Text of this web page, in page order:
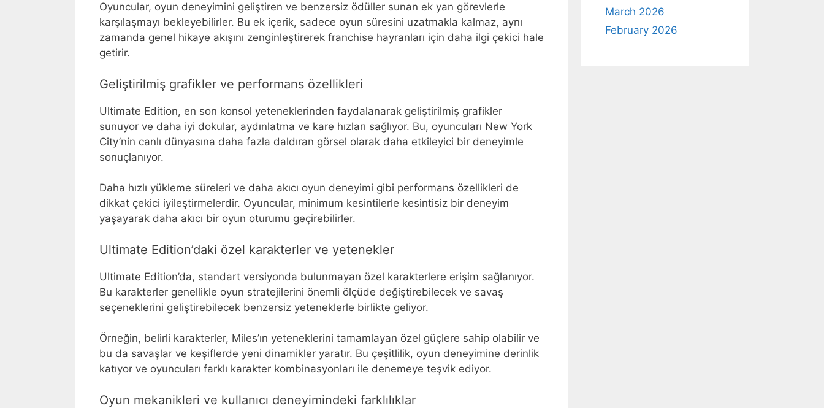
Oyuncular, oyun deneyimini geliştiren ve benzersiz ödüller sunan ek yan görevlerle
karşılaşmayı bekleyebilirler. Bu ek içerik, sadece oyun süresini uzatmakla kalmaz, aynı
zamanda genel hikaye akışını zenginleştirerek franchise hayranları için daha ilgi çekici hale
getirir.
Geliştirilmiş grafikler ve performans özellikleri
Ultimate Edition, en son konsol yeteneklerinden faydalanarak geliştirilmiş grafikler
sunuyor ve daha iyi dokular, aydınlatma ve kare hızları sağlıyor. Bu, oyuncuları New York
City’nin canlı dünyasına daha fazla daldıran görsel olarak daha etkileyici bir deneyimle
sonuçlanıyor.
Daha hızlı yükleme süreleri ve daha akıcı oyun deneyimi gibi performans özellikleri de
dikkat çekici iyileştirmelerdir. Oyuncular, minimum kesintilerle kesintisiz bir deneyim
yaşayarak daha akıcı bir oyun oturumu geçirebilirler.
Ultimate Edition’daki özel karakterler ve yetenekler
Ultimate Edition’da, standart versiyonda bulunmayan özel karakterlere erişim sağlanıyor.
Bu karakterler genellikle oyun stratejilerini önemli ölçüde değiştirebilecek ve savaş
seçeneklerini geliştirebilecek benzersiz yeteneklerle birlikte geliyor.
Örneğin, belirli karakterler, Miles’ın yeteneklerini tamamlayan özel güçlere sahip olabilir ve
bu da savaşlar ve keşiflerde yeni dinamikler yaratır. Bu çeşitlilik, oyun deneyimine derinlik
katıyor ve oyuncuları farklı karakter kombinasyonları ile denemeye teşvik ediyor.
Oyun mekanikleri ve kullanıcı deneyimindeki farklılıklar
March 2026
February 2026